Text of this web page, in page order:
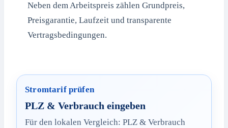
Neben dem Arbeitspreis zählen Grundpreis,
Preisgarantie, Laufzeit und transparente
Vertragsbedingungen.
Stromtarif prüfen
PLZ & Verbrauch eingeben
Für den lokalen Vergleich: PLZ & Verbrauch